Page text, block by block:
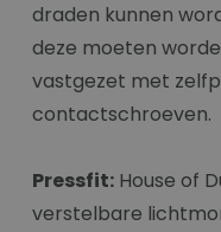
draden kunnen
deze moeten
vastgezet met
contactschroeven.
Pressfit: House of
verstelbare